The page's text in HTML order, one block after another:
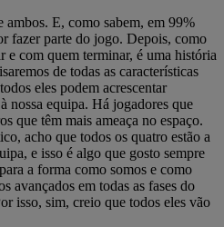
E, como sabem, em 99%
fazer parte do jogo. Depois, como
e com quem terminar, é uma história
de todas as características
eles podem acrescentar
nossa equipa. Há jogadores que
que têm mais ameaça no espaço.
acho que todos os quatro estão a
e isso é algo que gosto sempre
a forma como somos e como
avançados em todas as fases do
isso, sim, creio que todos eles vão